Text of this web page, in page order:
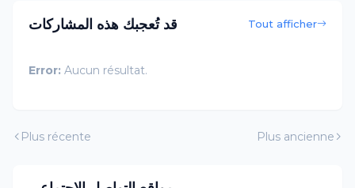
قد تُعجبك هذه المشاركات Tout afficher
Error: Aucun résultat.
Plus récente Plus ancienne